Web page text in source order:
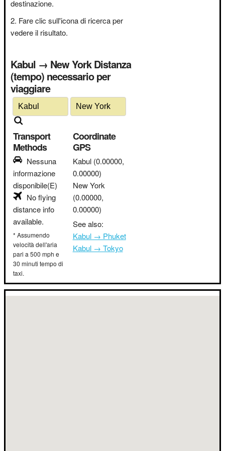
destinazione.
Fare clic sull'icona di ricerca per
vedere il risultato.
Kabul → New York Distanza
(tempo) necessario per
viaggiare
Transport
Methods
Nessuna
informazione
disponibile(E)
No flying
distance info
available.
* Assumendo
velocità dell'aria
pari a 500 mph e
30 minuti tempo di
taxi.
Coordinate
GPS
Kabul (0.00000,
0.00000)
New York
(0.00000,
0.00000)
See also:
Kabul → Phuket
Kabul → Tokyo